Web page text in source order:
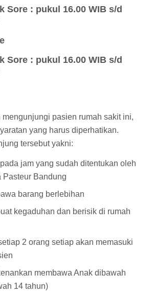
Sore : pukul 16.00 WIB s/d
Sore : pukul 16.00 WIB s/d
pasien rumah sakit ini,
yang harus diperhatikan.
tersebut yakni:
jam yang sudah ditentukan oleh
Pasteur Bandung
barang berlebihan
kegaduhan dan berisik di rumah
2 orang setiap akan memasuki
membawa Anak dibawah
14 tahun)